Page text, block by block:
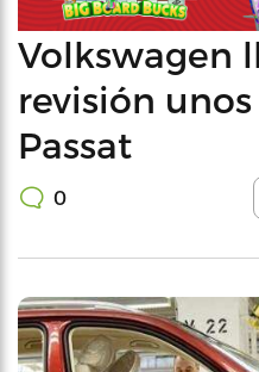
Volkswagen
revisión
Passat
0